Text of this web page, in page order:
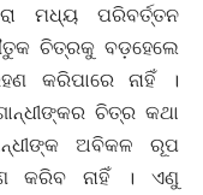
ମଧ୍ୟ ପରିବର୍ତ୍ତନ
ଚିତ୍ରକୁ ବଡ଼ହେଲେ
କରିପାରେ ନାହିଁ ।
ଚିତ୍ର କଥା
ଅବିକଳ ରୂପ
କରିବ ନାହିଁ । ଏଣୁ